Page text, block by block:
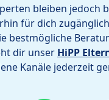
bleiben jedoch
für dich
bestmögliche
dir unser HiPP
Kanäle jederzeit